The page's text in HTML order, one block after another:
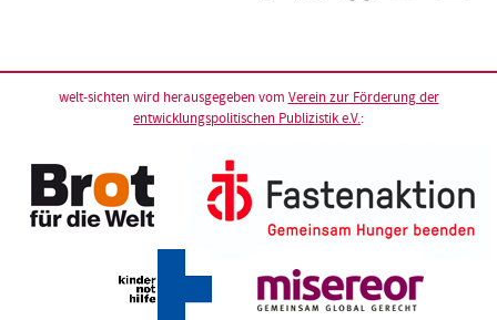
welt-sichten wird herausgegeben vom Verein zur Förderung der
entwicklungspolitischen Publizistik e.V.: